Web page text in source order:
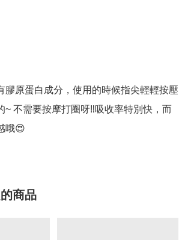
膠原蛋白成分，使用的時候指尖輕輕按壓
~ 不需要按摩打圈呀‼️吸收率特別快，而
商品